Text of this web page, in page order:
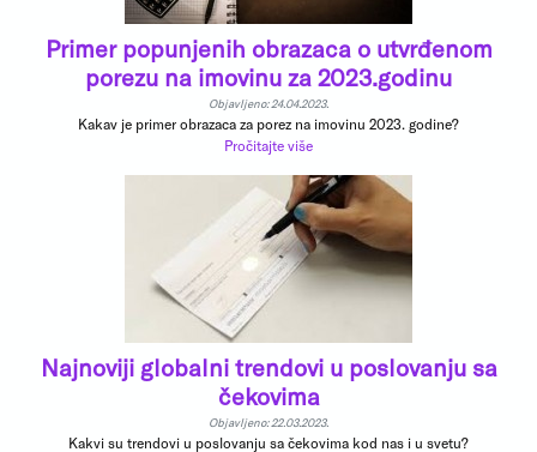
Primer popunjenih obrazaca o utvrđenom
porezu na imovinu za 2023.godinu
Objavljeno: 24.04.2023.
Kakav je primer obrazaca za porez na imovinu 2023. godine?
Pročitajte više
Najnoviji globalni trendovi u poslovanju sa
čekovima
Objavljeno: 22.03.2023.
Kakvi su trendovi u poslovanju sa čekovima kod nas i u svetu?